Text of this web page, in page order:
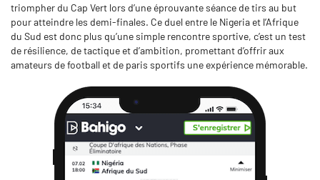
triompher du Cap Vert lors d’une éprouvante séance de tirs au but
pour atteindre les demi-finales. Ce duel entre le Nigeria et l’Afrique
du Sud est donc plus qu’une simple rencontre sportive, c’est un test
de résilience, de tactique et d’ambition, promettant d’offrir aux
amateurs de football et de paris sportifs une expérience mémorable.